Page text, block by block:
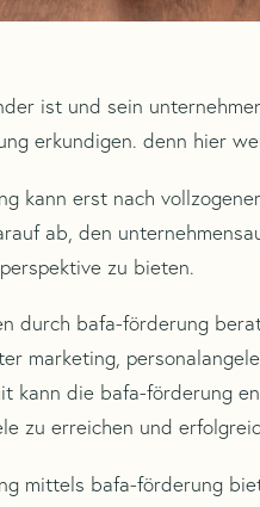
ist und sein
erkundigen. denn hier
kann erst nach
ab, den
zu bieten.
durch bafa-förderung
marketing,
kann die bafa-förderung
zu erreichen und
mittels bafa-förderung